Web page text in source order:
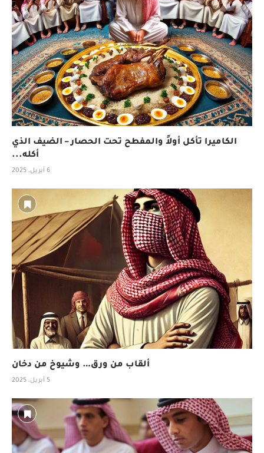
الكاميرا تأكل أولاً والمفطح تحت الحصار – الضيف الذي
أكله...
6 أبريل، 2025
ألقاب من ورق… وشيوخ من دخان
5 أبريل، 2025